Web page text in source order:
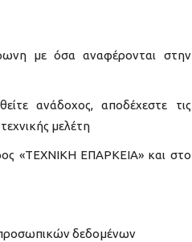
με όσα αναφέρονται στην
ανάδοχος, αποδέχεστε τις
μελέτη
«ΤΕΧΝΙΚΗ ΕΠΑΡΚΕΙΑ» και στο
προσωπικών δεδομένων